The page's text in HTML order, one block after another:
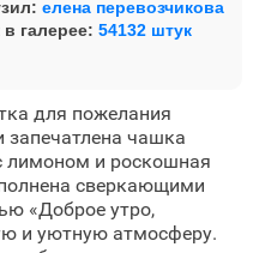
елена перевозчикова
в галерее: 54132 штук
для пожелания
запечатлена чашка
лимоном и роскошная
сверкающими
«Доброе утро,
и уютную атмосферу.